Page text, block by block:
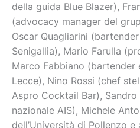
della guida Blue Blazer),
(advocacy manager del
Oscar Quagliarini
Senigallia), Mario Farulla
Marco Fabbiano (bartender
Lecce), Nino Rossi (chef
Aspro Cocktail Bar),
nazionale AIS), Michele
dell’Università di Pollenzo e